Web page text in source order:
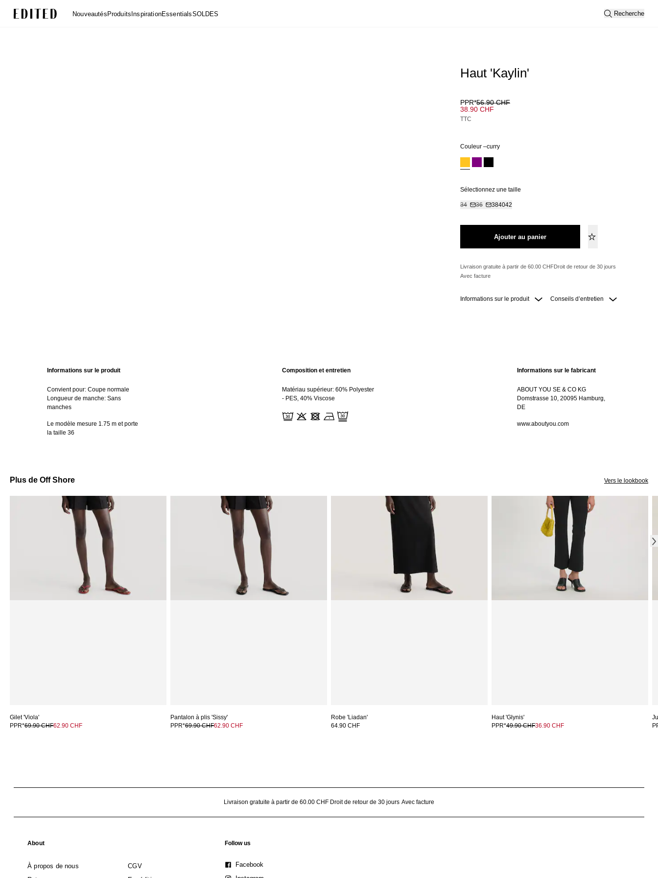
NouveautésProduitsInspirationEssentialsSOLDES Recherche
Haut 'Kaylin'
PPR*56.90 CHF
38.90 CHF
TTC
Couleur –curry
Sélectionnez une taille
34 36 384042
Ajouter au panier
Livraison gratuite à partir de 60.00 CHFDroit de retour de 30 jours
Avec facture
Informations sur le produit Conseils d’entretien
Informations sur le produit
Convient pour: Coupe normale
Longueur de manche: Sans
manches
Le modèle mesure 1.75 m et porte
la taille 36
Composition et entretien
Matériau supérieur: 60% Polyester
- PES, 40% Viscose
Informations sur le fabricant
ABOUT YOU SE & CO KG
Domstrasse 10, 20095 Hamburg,
DE
www.aboutyou.com
Plus de Off Shore Vers le lookbook
Gilet 'Viola'
PPR*69.90 CHF62.90 CHF
Pantalon à plis 'Sissy'
PPR*69.90 CHF62.90 CHF
Robe 'Liadan'
64.90 CHF
Haut 'Glynis'
PPR*49.90 CHF36.90 CHF
Livraison gratuite à partir de 60.00 CHF Droit de retour de 30 jours Avec facture
About
À propos de nous
CGV
Follow us
Facebook